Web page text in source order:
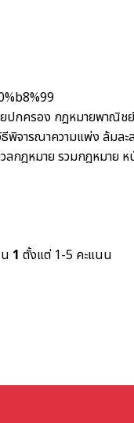
ปกครอง กฎหมายพาณิช
พิจารณาความแพ่ง ล้มล
ลกฎหมาย รวมกฎหมาย ห
1 ตั้งแต่ 1-5 คะแนน